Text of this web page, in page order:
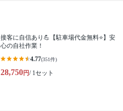
接客に自信あり💪【駐車場代金無料⭐️】安
心の自社作業！
4.77(351件)
28,750円/ 1セット